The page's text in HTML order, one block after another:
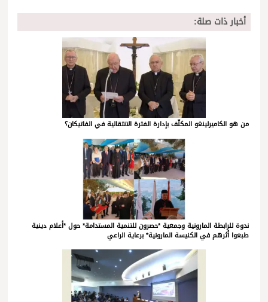
أخبار ذات صلة:
من هو الكاميرلينغو المكلّف بإدارة الفترة الانتقالية في الفاتيكان؟
ندوة للرابطة المارونية وجمعية *حصرون للتنمية المستدامة* حول *أعلام دينية
طبعوا أثرهم في الكنيسة المارونية* برعاية الراعي